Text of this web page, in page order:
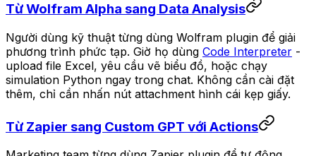
Từ Wolfram Alpha sang Data Analysis
Người dùng kỹ thuật từng dùng Wolfram plugin để giải
phương trình phức tạp. Giờ họ dùng Code Interpreter -
upload file Excel, yêu cầu vẽ biểu đồ, hoặc chạy
simulation Python ngay trong chat. Không cần cài đặt
thêm, chỉ cần nhấn nút attachment hình cái kẹp giấy.
Từ Zapier sang Custom GPT với Actions